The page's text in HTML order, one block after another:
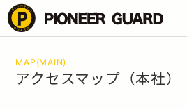
HOME
トップ
MAP(MAIN)
アクセスマップ（本社）